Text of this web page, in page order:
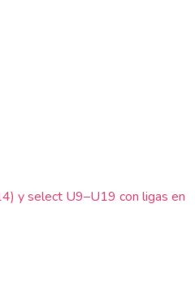
y select U9–U19 con ligas en